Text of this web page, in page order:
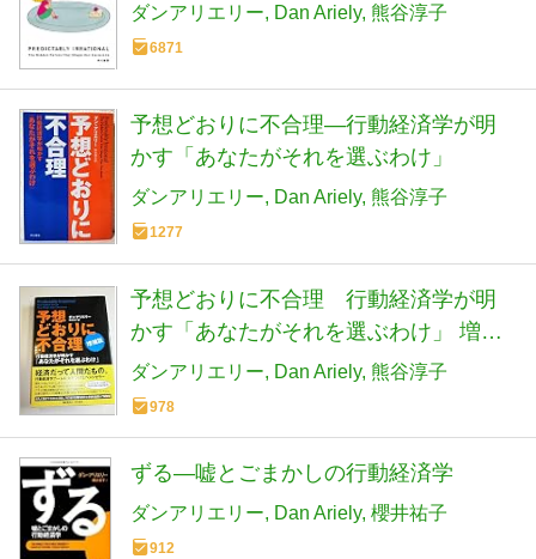
ワ・ノンフィクション文庫)
ダンアリエリー Dan Ariely 熊谷淳子
6871
予想どおりに不合理―行動経済学が明
かす「あなたがそれを選ぶわけ」
ダンアリエリー Dan Ariely 熊谷淳子
1277
予想どおりに不合理 行動経済学が明
かす「あなたがそれを選ぶわけ」 増補
版
ダンアリエリー Dan Ariely 熊谷淳子
978
ずる―嘘とごまかしの行動経済学
ダンアリエリー Dan Ariely 櫻井祐子
912